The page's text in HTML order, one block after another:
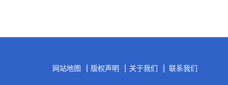
网站地图 版权声明 关于我们 联系我们